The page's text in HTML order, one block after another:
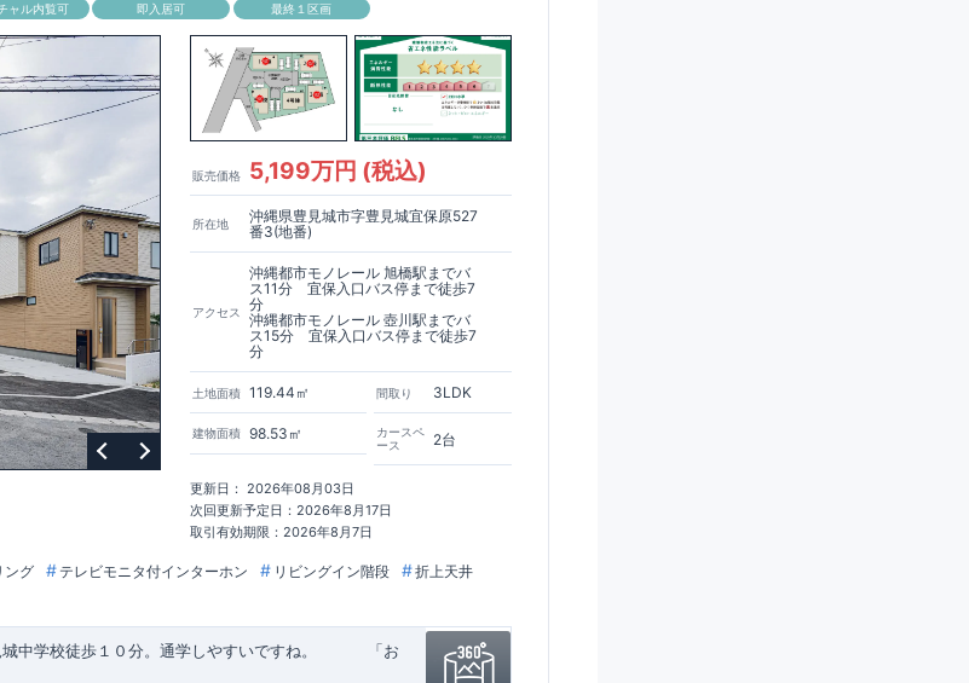
ャル内覧可 即入居可 最終１区画
販売価格 5,199万円 (税込)
所在地
沖縄県豊見城市字豊見城宜保原527
番3(地番)
アクセス
沖縄都市モノレール 旭橋駅までバ
ス11分 宜保入口バス停まで徒歩7
分
沖縄都市モノレール 壺川駅までバ
ス15分 宜保入口バス停まで徒歩7
分
土地面積 119.44㎡
建物面積 98.53㎡
間取り 3LDK
カースペ
ース
2台
更新日： 2026年08月03日
次回更新予定日：2026年8月17日
取引有効期限：2026年8月7日
ング テレビモニタ付インターホン リビングイン階段
折上天井
学校徒歩１０分。通学しやすいですね。
「お